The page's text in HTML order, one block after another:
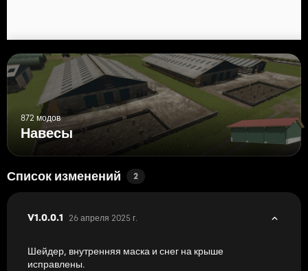
872 модов
Навесы
Список изменений 2
V1.0.0.1 26 апреля 2025 г.
Шейдер, внутренняя маска и снег на крыше
исправлены.